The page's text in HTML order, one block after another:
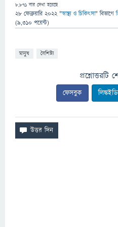
8,871 বার দেখা হয়েছে
28 ফেব্রুয়ারি 2022 "স্বাস্থ্য ও চিকিৎসা" বিভাগে
(9,310 পয়েন্ট)
মানুষ বৈশিষ্ট্য
ফেসবুক